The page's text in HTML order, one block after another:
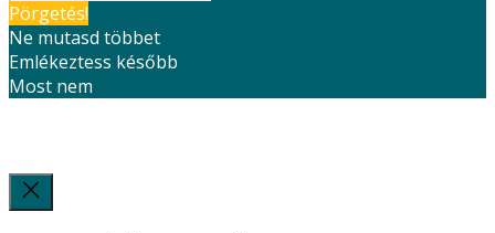
Pörgetés!
Ne mutasd többet
Emlékeztess később
Most nem